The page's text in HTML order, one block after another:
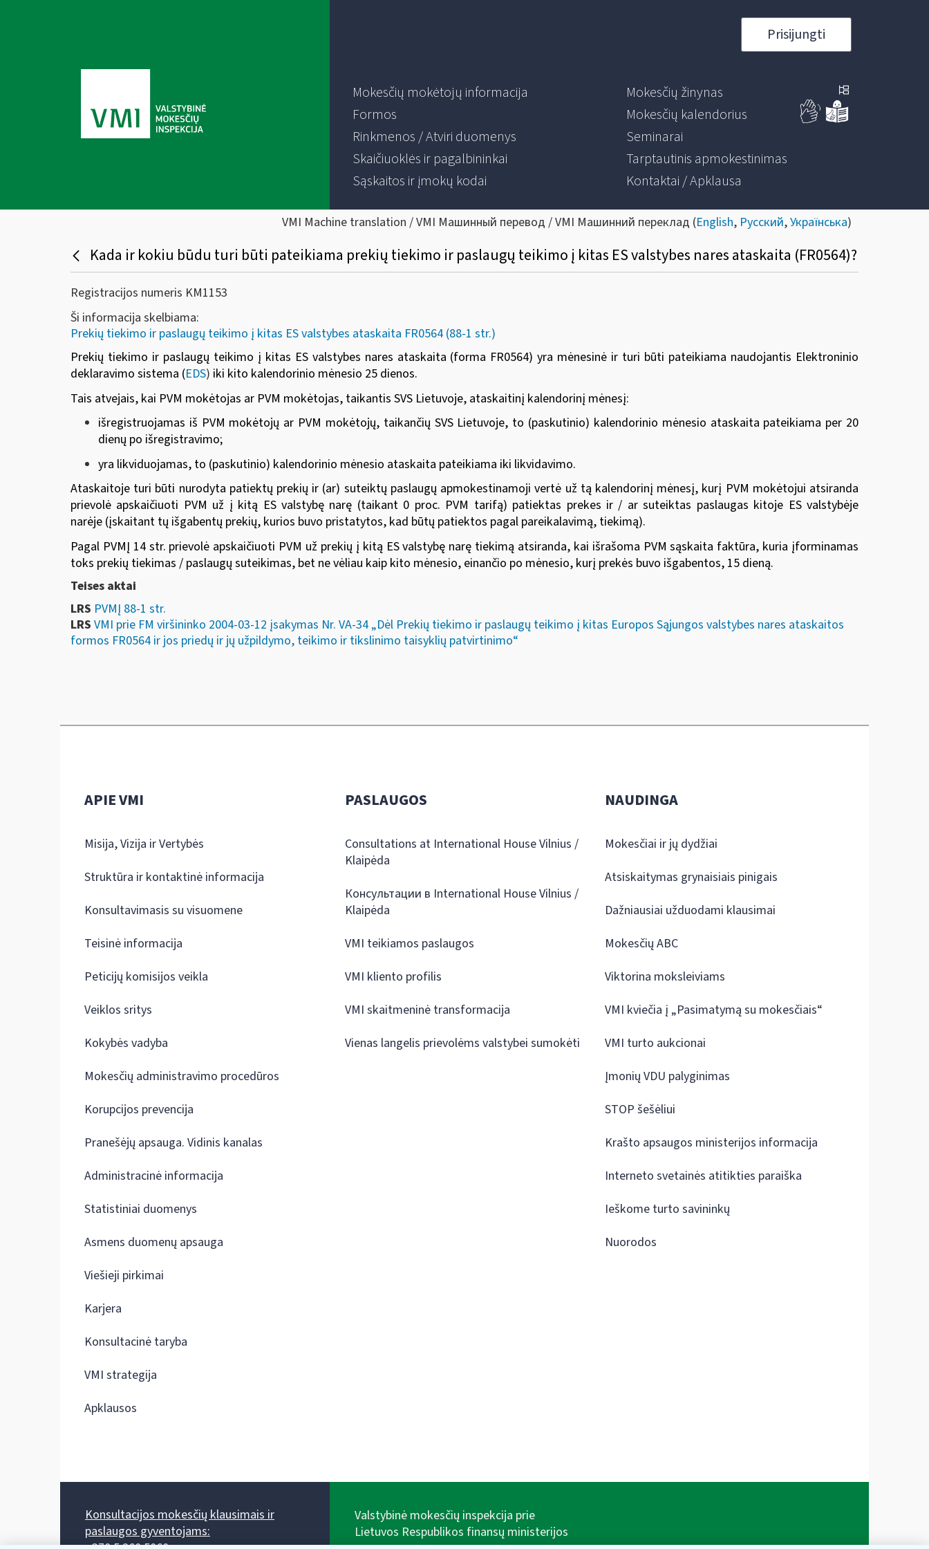
Prisijungti
Mokesčių mokėtojų informacija
Formos
Rinkmenos / Atviri duomenys
Skaičiuoklės ir pagalbininkai
Sąskaitos ir įmokų kodai
Mokesčių žinynas
Mokesčių kalendorius
Seminarai
Tarptautinis apmokestinimas
Kontaktai / Apklausa
VMI Machine translation / VMI Машинный перевод / VMI Машинний переклад (English, Русский,Українська)
Kada ir kokiu būdu turi būti pateikiama prekių tiekimo ir paslaugų teikimo į kitas ES valstybes nares ataskaita (FR0564)?
Registracijos numeris KM1153
Ši informacija skelbiama:
Prekių tiekimo ir paslaugų teikimo į kitas ES valstybes ataskaita FR0564 (88-1 str.)
Prekių tiekimo ir paslaugų teikimo į kitas ES valstybes nares ataskaita (forma FR0564) yra mėnesinė ir turi būti pateikiama naudojantis Elektroninio
deklaravimo sistema (EDS) iki kito kalendorinio mėnesio 25 dienos.
Tais atvejais, kai PVM mokėtojas ar PVM mokėtojas, taikantis SVS Lietuvoje, ataskaitinį kalendorinį mėnesį:
išregistruojamas iš PVM mokėtojų ar PVM mokėtojų, taikančių SVS Lietuvoje, to (paskutinio) kalendorinio mėnesio ataskaita pateikiama per 20
dienų po išregistravimo;
yra likviduojamas, to (paskutinio) kalendorinio mėnesio ataskaita pateikiama iki likvidavimo.
Ataskaitoje turi būti nurodyta patiektų prekių ir (ar) suteiktų paslaugų apmokestinamoji vertė už tą kalendorinį mėnesį, kurį PVM mokėtojui atsiranda
prievolė apskaičiuoti PVM už į kitą ES valstybę narę (taikant 0 proc. PVM tarifą) patiektas prekes ir / ar suteiktas paslaugas kitoje ES valstybėje
narėje (įskaitant tų išgabentų prekių, kurios buvo pristatytos, kad būtų patiektos pagal pareikalavimą, tiekimą).
Pagal PVMĮ 14 str. prievolė apskaičiuoti PVM už prekių į kitą ES valstybę narę tiekimą atsiranda, kai išrašoma PVM sąskaita faktūra, kuria įforminamas
toks prekių tiekimas / paslaugų suteikimas, bet ne vėliau kaip kito mėnesio, einančio po mėnesio, kurį prekės buvo išgabentos, 15 dieną.
Teises aktai
LRS PVMĮ 88-1 str.
LRS VMI prie FM viršininko 2004-03-12 įsakymas Nr. VA-34 „Dėl Prekių tiekimo ir paslaugų teikimo į kitas Europos Sąjungos valstybes nares ataskaitos
formos FR0564 ir jos priedų ir jų užpildymo, teikimo ir tikslinimo taisyklių patvirtinimo“
APIE VMI
Misija, Vizija ir Vertybės
Struktūra ir kontaktinė informacija
Konsultavimasis su visuomene
Teisinė informacija
Peticijų komisijos veikla
Veiklos sritys
Kokybės vadyba
Mokesčių administravimo procedūros
Korupcijos prevencija
Pranešėjų apsauga. Vidinis kanalas
Administracinė informacija
Statistiniai duomenys
Asmens duomenų apsauga
Viešieji pirkimai
Karjera
Konsultacinė taryba
VMI strategija
Apklausos
PASLAUGOS
Consultations at International House Vilnius /
Klaipėda
Консультации в International House Vilnius /
Klaipėda
VMI teikiamos paslaugos
VMI kliento profilis
VMI skaitmeninė transformacija
Vienas langelis prievolėms valstybei sumokėti
NAUDINGA
Mokesčiai ir jų dydžiai
Atsiskaitymas grynaisiais pinigais
Dažniausiai užduodami klausimai
Mokesčių ABC
Viktorina moksleiviams
VMI kviečia į „Pasimatymą su mokesčiais“
VMI turto aukcionai
Įmonių VDU palyginimas
STOP šešėliui
Krašto apsaugos ministerijos informacija
Interneto svetainės atitikties paraiška
Ieškome turto savininkų
Nuorodos
Konsultacijos mokesčių klausimais ir
paslaugos gyventojams:
Valstybinė mokesčių inspekcija prie
Lietuvos Respublikos finansų ministerijos